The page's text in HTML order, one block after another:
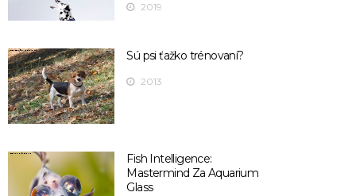
2019
Sú psi ťažko trénovaní?
2013
Fish Intelligence:
Mastermind Za Aquarium
Glass